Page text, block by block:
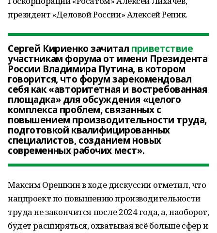
президент «Деловой России» Алексей Репик.
Сергей Кириенко зачитал приветствие
участникам форума от имени Президента
России Владимира Путина, в котором
говорится, что форум зарекомендовал
себя как «авторитетная и востребованная
площадка» для обсуждения «целого
комплекса проблем, связанных с
повышением производительности труда,
подготовкой квалифицированных
специалистов, созданием новых
современных рабочих мест».
Максим Орешкин в ходе дискуссии отметил, что
нацпроект по повышению производительности
труда не закончится после 2024 года, а, наоборот,
будет расширяться, охватывая всё больше сфер и